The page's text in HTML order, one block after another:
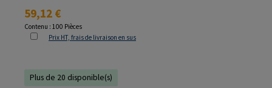
Prix régulier :
59,12 €
Contenu : 100 Pièces
Prix HT, frais de livraison en sus
Plus de 20 disponible(s)